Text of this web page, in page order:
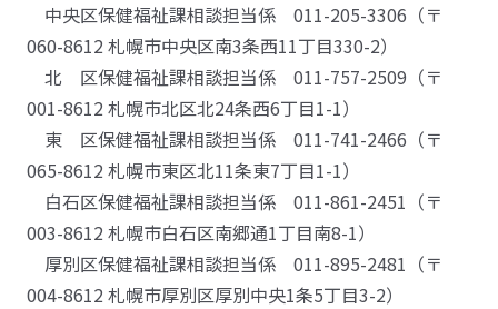
中央区保健福祉課相談担当係 011-205-3306（〒
060-8612 札幌市中央区南3条西11丁目330-2）
北 区保健福祉課相談担当係 011-757-2509（〒
001-8612 札幌市北区北24条西6丁目1-1）
東 区保健福祉課相談担当係 011-741-2466（〒
065-8612 札幌市東区北11条東7丁目1-1）
白石区保健福祉課相談担当係 011-861-2451（〒
003-8612 札幌市白石区南郷通1丁目南8-1）
厚別区保健福祉課相談担当係 011-895-2481（〒
004-8612 札幌市厚別区厚別中央1条5丁目3-2）